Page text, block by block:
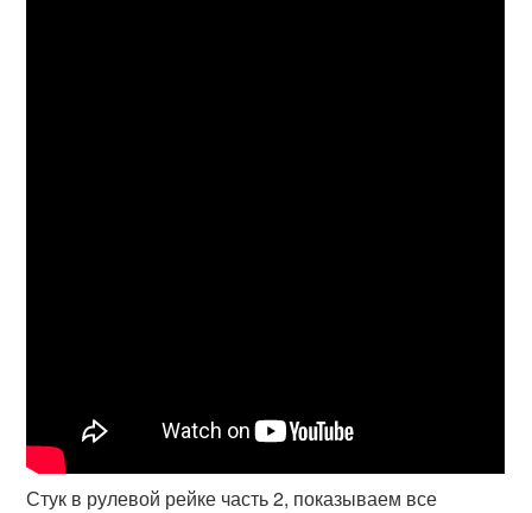
Стук в рулевой рейке часть 2, показываем все